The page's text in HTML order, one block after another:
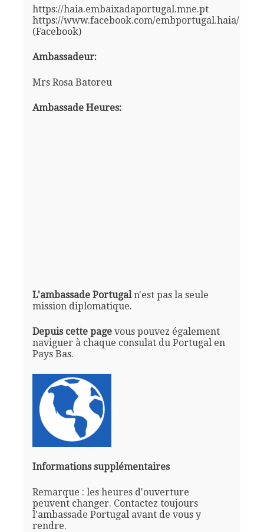
https://haia.embaixadaportugal.mne.pt
https://www.facebook.com/embportugal.haia/
(Facebook)
Ambassadeur:
Mrs Rosa Batoreu
Ambassade Heures:
L'ambassade Portugaln'est pas la seule
mission diplomatique.
Depuis cette pagevous pouvez également
naviguer à chaque consulat du Portugal en
Pays Bas.
Informations supplémentaires
Remarque : les heures d'ouverture
peuvent changer. Contactez toujours
l'ambassade Portugal avant de vous y
rendre.